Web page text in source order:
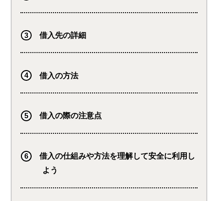
借入先の詳細
借入の方法
借入の際の注意点
借入の仕組みや方法を理解して安全に利用し
よう